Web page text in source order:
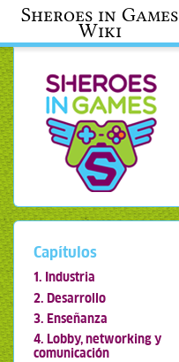
Sheroes in Games
Wiki
Capítulos
1. Industria
2. Desarrollo
3. Enseñanza
4. Lobby, networking y
comunicación